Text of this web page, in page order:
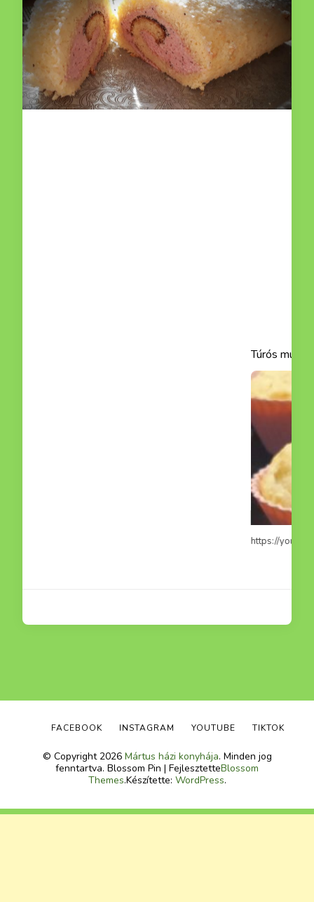
© Copyright 2026 Mártus házi konyhája. Minden jog
fenntartva. Blossom Pin | FejlesztetteBlossom
Themes.Készítette: WordPress.
FACEBOOK INSTAGRAM YOUTUBE TIKTOK